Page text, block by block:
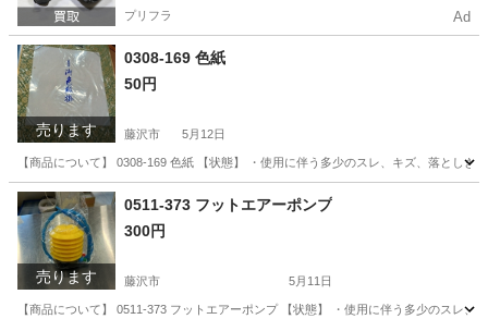
プリフラ Ad
売ります
0308-169 色紙
50円
藤沢市 5月12日
【商品について】 0308-169 色紙 【状態】 ・使用に伴う多少のスレ、キズ、落とし
神奈川 藤沢市 リユース
売ります
0511-373 フットエアーポンプ
300円
藤沢市 5月11日
【商品について】 0511-373 フットエアーポンプ 【状態】 ・使用に伴う多少のスレ